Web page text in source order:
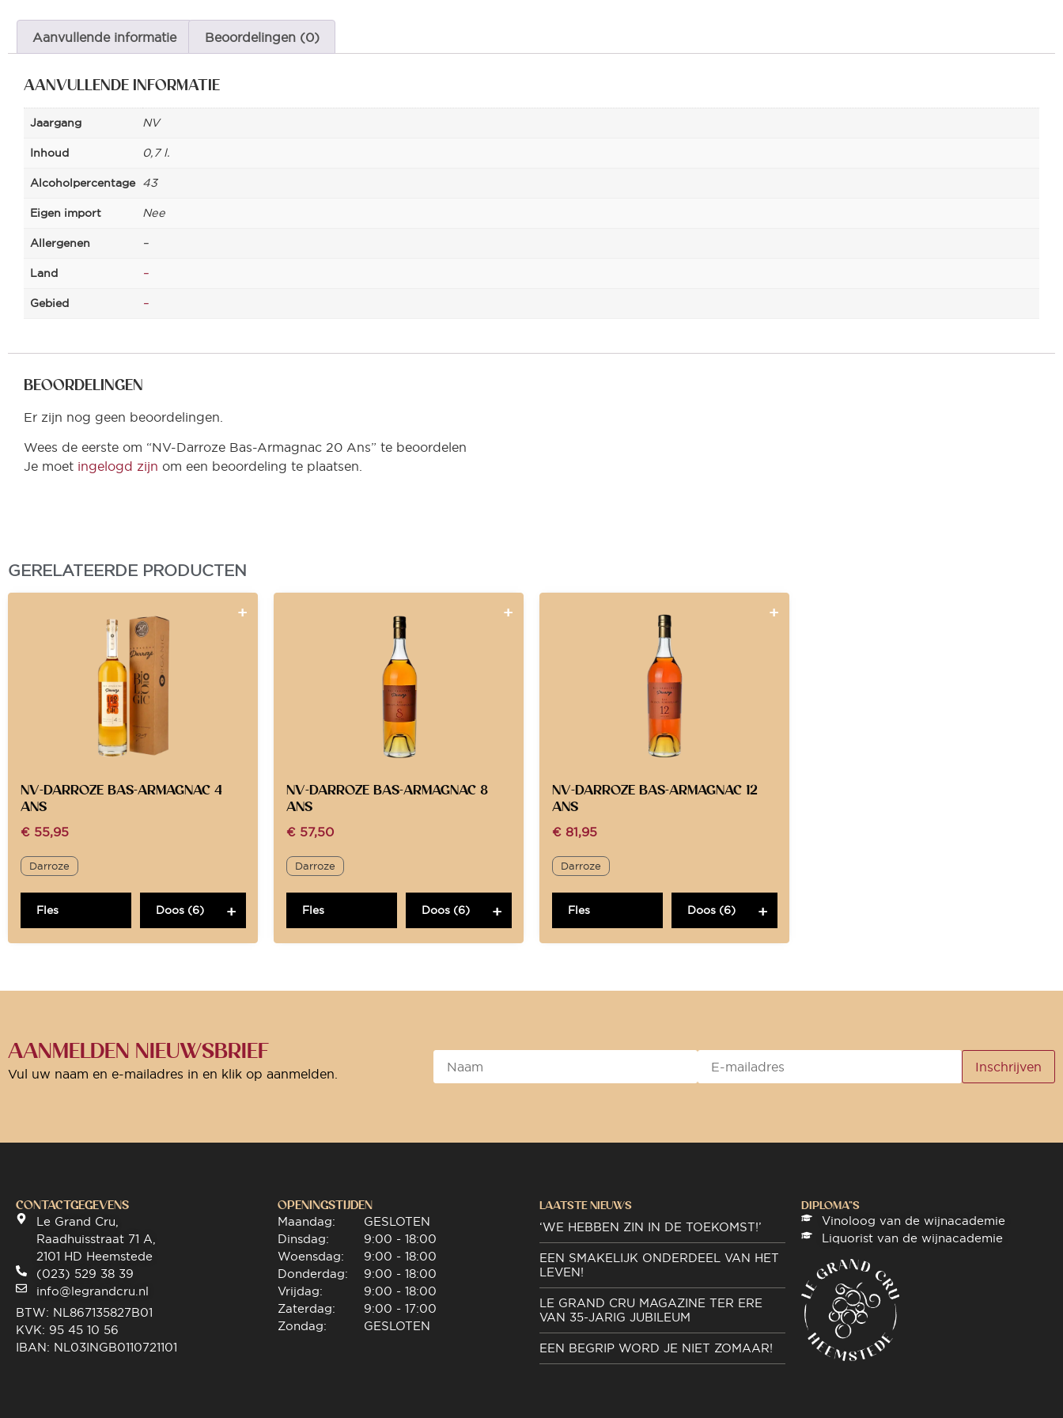
Aanvullende informatie Beoordelingen (0)
AANVULLENDE INFORMATIE
Jaargang NV
Inhoud 0,7 l.
Alcoholpercentage 43
Eigen import Nee
Allergenen –
Land –
Gebied –
BEOORDELINGEN
Er zijn nog geen beoordelingen.
Wees de eerste om “NV-Darroze Bas-Armagnac 20 Ans” te beoordelen
Je moet ingelogd zijn om een beoordeling te plaatsen.
GERELATEERDE PRODUCTEN
NV-DARROZE BAS-ARMAGNAC 4
ANS
€ 55,95
Darroze
Fles Doos (6)
NV-DARROZE BAS-ARMAGNAC 8
ANS
€ 57,50
Darroze
Fles Doos (6)
NV-DARROZE BAS-ARMAGNAC 12
ANS
€ 81,95
Darroze
Fles Doos (6)
AANMELDEN NIEUWSBRIEF
Vul uw naam en e-mailadres in en klik op aanmelden.
CONTACTGEGEVENS
Le Grand Cru,
Raadhuisstraat 71 A,
2101 HD Heemstede
(023) 529 38 39
info@legrandcru.nl
BTW: NL867135827B01
KVK: 95 45 10 56
IBAN: NL03INGB0110721101
OPENINGSTIJDEN
Maandag:
Dinsdag:
Woensdag:
Donderdag:
Vrijdag:
Zaterdag:
Zondag:
GESLOTEN
9:00 - 18:00
9:00 - 18:00
9:00 - 18:00
9:00 - 18:00
9:00 - 17:00
GESLOTEN
LAATSTE NIEUWS
‘WE HEBBEN ZIN IN DE TOEKOMST!’
EEN SMAKELIJK ONDERDEEL VAN HET
LEVEN!
LE GRAND CRU MAGAZINE TER ERE
VAN 35-JARIG JUBILEUM
EEN BEGRIP WORD JE NIET ZOMAAR!
DIPLOMA"S
Vinoloog van de wijnacademie
Liquorist van de wijnacademie